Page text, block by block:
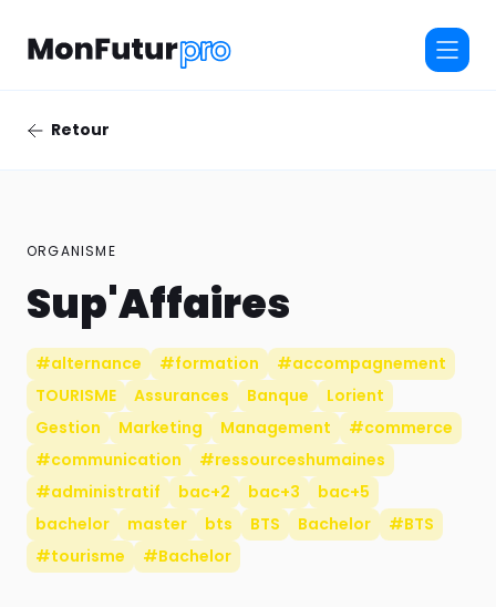
Retour
ORGANISME
Sup'Affaires
#alternance #formation
#accompagnement
TOURISME
Assurances Banque
Lorient
Gestion
Marketing Management
#commerce
#communication
#ressourceshumaines
#administratif
bac+2 bac+3
bac+5
bachelor
master bts BTS Bachelor
#BTS
#tourisme
#Bachelor